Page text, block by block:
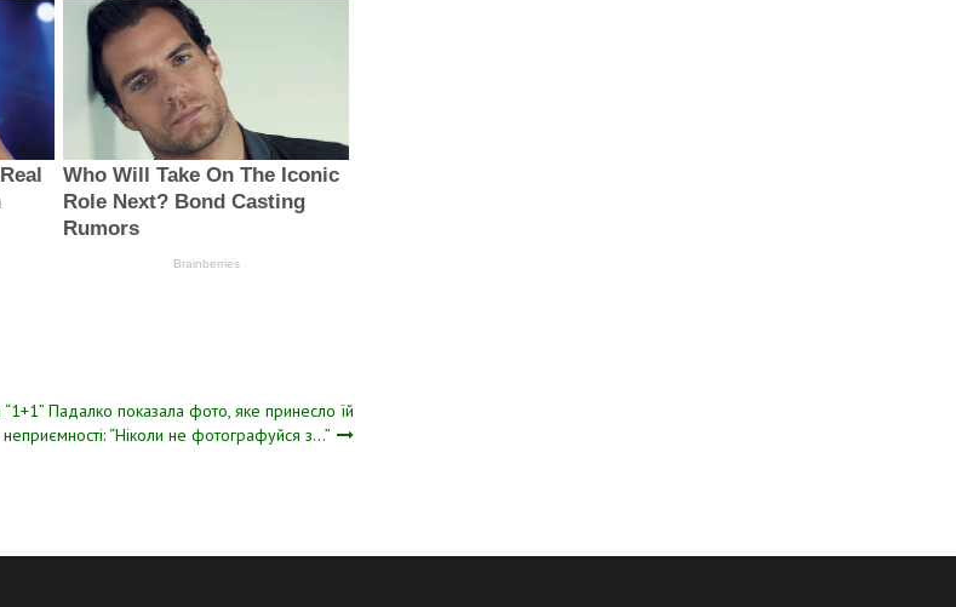
“1+1” Падалко показала фото, яке принесло їй
неприємності: “Ніколи не фотографуйся з…”